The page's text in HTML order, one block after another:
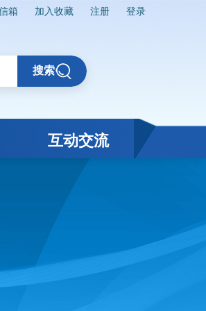
箱 加入收藏 注册 登录
搜索
互动交流